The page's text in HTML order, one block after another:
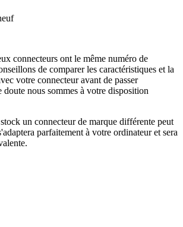
connecteurs ont le même numéro de
de comparer les caractéristiques et la
votre connecteur avant de passer
doute nous sommes à votre disposition
un connecteur de marque différente peut
parfaitement à votre ordinateur et sera